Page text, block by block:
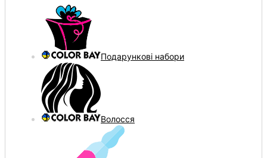
Подарункові набори
Волосся